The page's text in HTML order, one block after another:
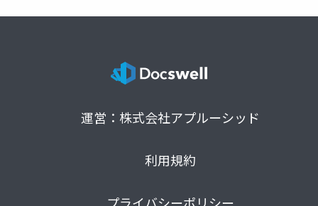
運営：株式会社アプルーシッド
利用規約
プライバシーポリシー